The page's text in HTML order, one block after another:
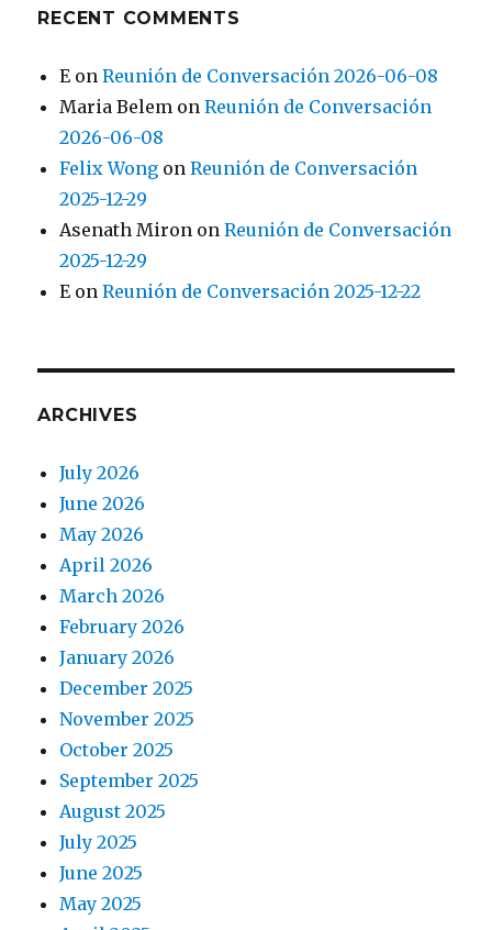
RECENT COMMENTS
E onReunión de Conversación 2026-06-08
Maria Belem onReunión de Conversación
2026-06-08
Felix Wong onReunión de Conversación
2025-12-29
Asenath Miron onReunión de Conversación
2025-12-29
E onReunión de Conversación 2025-12-22
ARCHIVES
July 2026
June 2026
May 2026
April 2026
March 2026
February 2026
January 2026
December 2025
November 2025
October 2025
September 2025
August 2025
July 2025
June 2025
May 2025